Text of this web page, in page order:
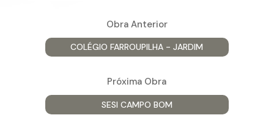
Obra Anterior
COLÉGIO FARROUPILHA - JARDIM
Próxima Obra
SESI CAMPO BOM